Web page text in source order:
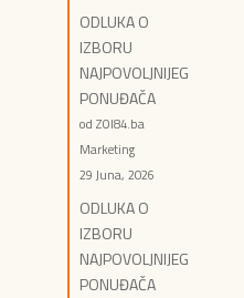
ODLUKA O
IZBORU
NAJPOVOLJNIJEG
PONUĐAČA
od ZOI84.ba
Marketing
29 Juna, 2026
ODLUKA O
IZBORU
NAJPOVOLJNIJEG
PONUĐAČA